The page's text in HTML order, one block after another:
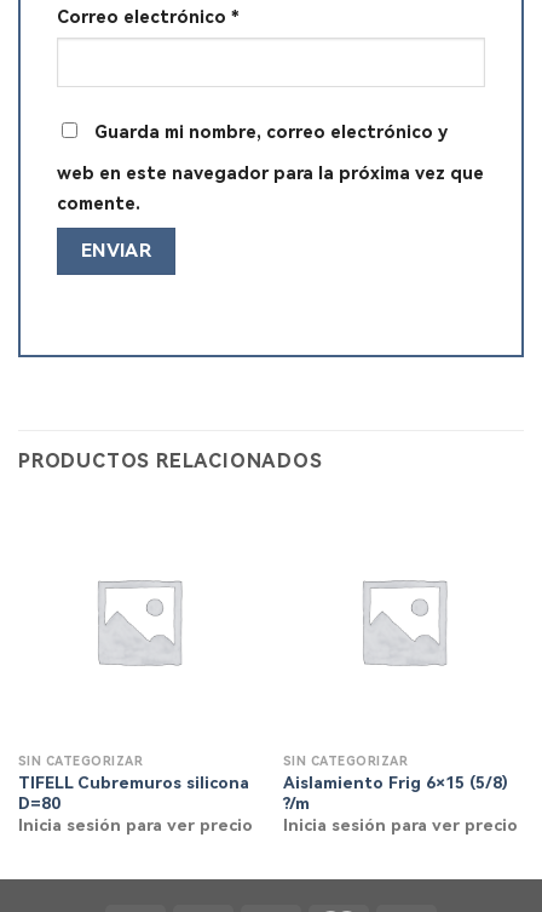
Correo electrónico *
Guarda mi nombre, correo electrónico y
web en este navegador para la próxima vez que
comente.
PRODUCTOS RELACIONADOS
SIN CATEGORIZAR
TIFELL Cubremuros silicona
D=80
Inicia sesión para ver precio
SIN CATEGORIZAR
Aislamiento Frig 6×15 (5/8)
?/m
Inicia sesión para ver precio